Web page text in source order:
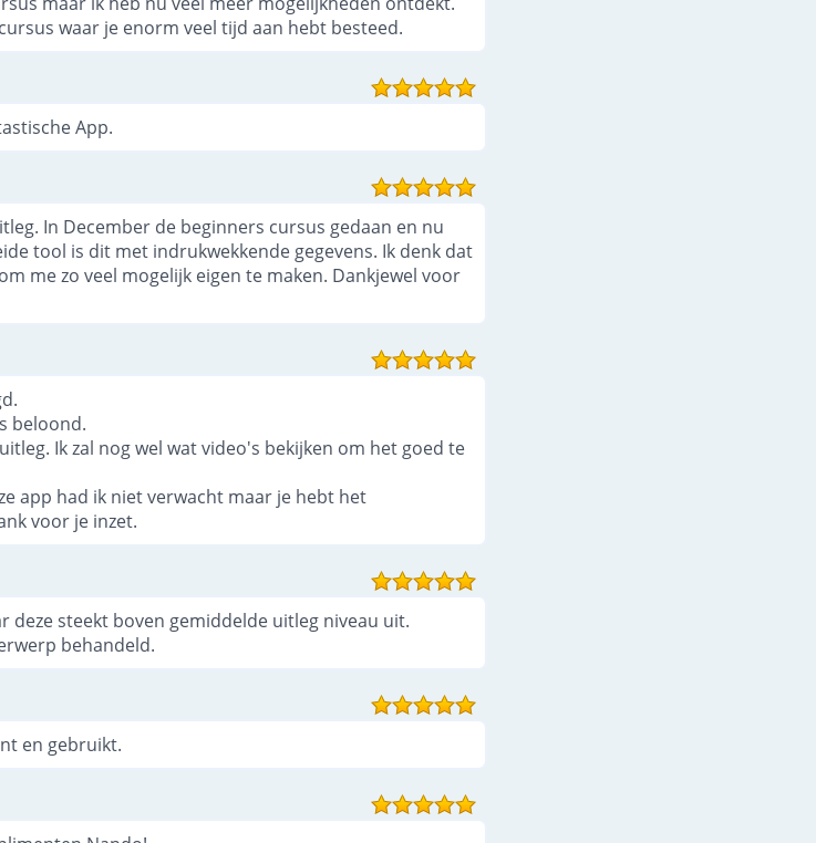
waar je enorm veel tijd aan hebt besteed.
App.
In December de beginners cursus gedaan en nu
tool is dit met indrukwekkende gegevens. Ik denk dat
me zo veel mogelijk eigen te maken. Dankjewel voor
beloond.
Ik zal nog wel wat video's bekijken om het goed te
app had ik niet verwacht maar je hebt het
voor je inzet.
deze steekt boven gemiddelde uitleg niveau uit.
behandeld.
en gebruikt.